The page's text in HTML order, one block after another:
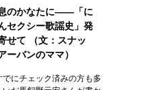
のかなたに――「に
セクシー歌謡史」発
せて （文：スナッ
ーバンのママ）
にチェック済みの方も多